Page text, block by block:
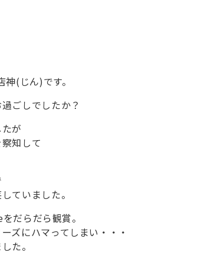
(じん)です。
ごしでしたか？
が
知して
ていました。
だらだら観賞。
ズにハマってしまい・・・
た。